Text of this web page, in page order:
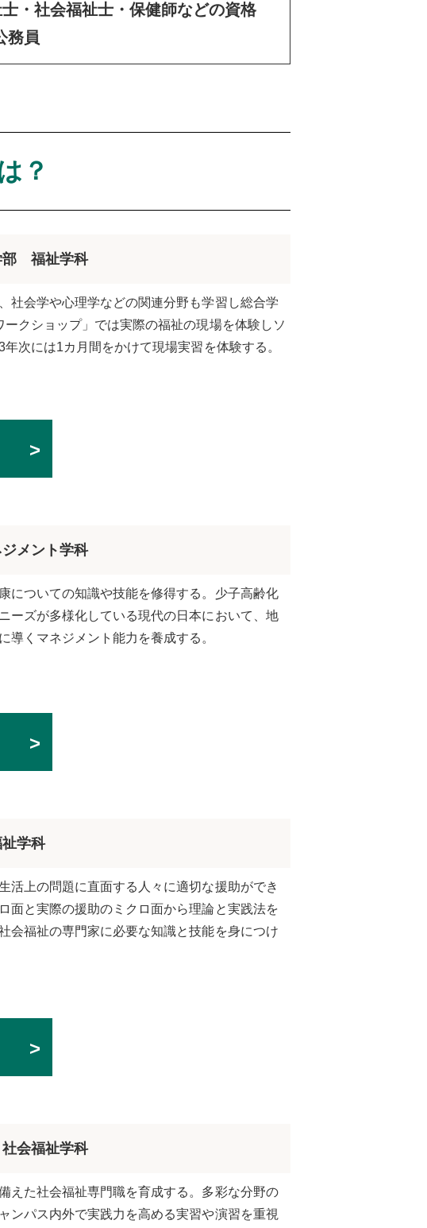
・社会福祉士・保健師などの資格
務員
？
部 福祉学科
社会学や心理学などの関連分野も学習し総合学
クショップ」では実際の福祉の現場を体験しソ
次には1カ月間をかけて現場実習を体験する。
メント学科
についての知識や技能を修得する。少子高齢化
ーズが多様化している現代の日本において、地
導くマネジメント能力を養成する。
学科
活上の問題に直面する人々に適切な援助ができ
面と実際の援助のミクロ面から理論と実践法を
会福祉の専門家に必要な知識と技能を身につけ
会福祉学科
えた社会福祉専門職を育成する。多彩な分野の
ンパス内外で実践力を高める実習や演習を重視